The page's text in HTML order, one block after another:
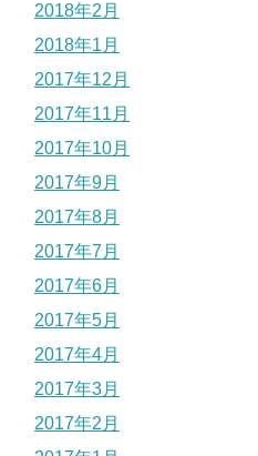
2018年2月
2018年1月
2017年12月
2017年11月
2017年10月
2017年9月
2017年8月
2017年7月
2017年6月
2017年5月
2017年4月
2017年3月
2017年2月